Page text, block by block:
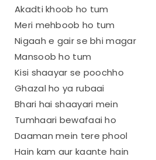
Akadti khoob ho tum
Meri mehboob ho tum
Nigaah e gair se bhi magar
Mansoob ho tum
Kisi shaayar se poochho
Ghazal ho ya rubaai
Bhari hai shaayari mein
Tumhaari bewafaai ho
Daaman mein tere phool
Hain kam aur kaante hain